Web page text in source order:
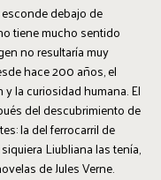
debajo de
tiene mucho sentido
no resultaría muy
hace 200 años, el
la curiosidad humana. El
del descubrimiento de
la del ferrocarril de
Liubliana las tenía,
de Jules Verne.